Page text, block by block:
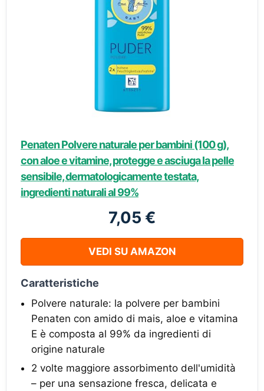
Penaten Polvere naturale per bambini (100 g),
con aloe e vitamine, protegge e asciuga la pelle
sensibile, dermatologicamente testata,
ingredienti naturali al 99%
7,05 €
VEDI SU AMAZON
Caratteristiche
Polvere naturale: la polvere per bambini
Penaten con amido di mais, aloe e vitamina
E è composta al 99% da ingredienti di
origine naturale
2 volte maggiore assorbimento dell'umidità
– per una sensazione fresca, delicata e